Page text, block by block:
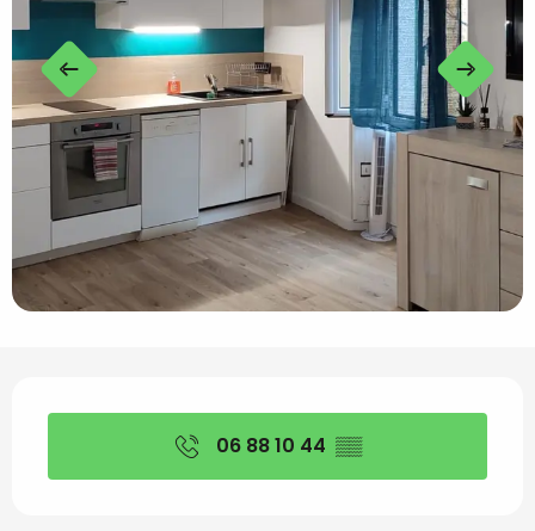
Ouverture et
06 88 10 44 ▒▒